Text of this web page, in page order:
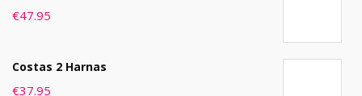
€47.95
Costas 2 Harnas
€37.95